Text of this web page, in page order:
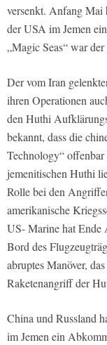
versenkt. Anfang Mai
der USA im Jemen
„Magic Seas“ war
Der vom Iran
ihren Operationen
den Huthi
bekannt, dass die
Technology“
jemenitischen Huthi
Rolle bei den
amerikanische
US- Marine hat Ende
Bord des
abruptes Manöver,
Raketenangriff der
China und Russland
im Jemen ein